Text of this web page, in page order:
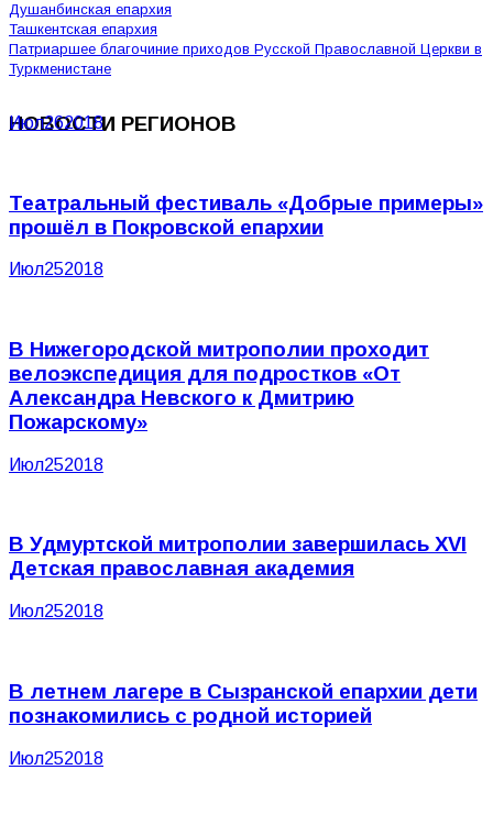
Душанбинская епархия
Ташкентская епархия
Патриаршее благочиние приходов Русской Православной Церкви в
Туркменистане
НОВОСТИ РЕГИОНОВ
Июл262018
Театральный фестиваль «Добрые примеры»
прошёл в Покровской епархии
Июл252018
В Нижегородской митрополии проходит
велоэкспедиция для подростков «От
Александра Невского к Дмитрию
Пожарскому»
Июл252018
В Удмуртской митрополии завершилась XVI
Детская православная академия
Июл252018
В летнем лагере в Сызранской епархии дети
познакомились с родной историей
Июл252018